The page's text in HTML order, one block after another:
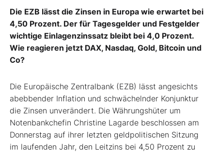
Die EZB lässt die Zinsen in Europa wie erwartet bei
4,50 Prozent. Der für Tagesgelder und Festgelder
wichtige Einlagenzinssatz bleibt bei 4,0 Prozent.
Wie reagieren jetzt DAX, Nasdaq, Gold, Bitcoin und
Co?
Die Europäische Zentralbank (EZB) lässt angesichts
abebbender Inflation und schwächelnder Konjunktur
die Zinsen unverändert. Die Währungshüter um
Notenbankchefin Christine Lagarde beschlossen am
Donnerstag auf ihrer letzten geldpolitischen Sitzung
im laufenden Jahr, den Leitzins bei 4,50 Prozent zu